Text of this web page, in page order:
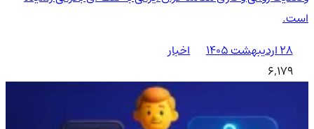
است.
۲۸ اردیبهشت ۱۴۰۵
اخبار
6,179